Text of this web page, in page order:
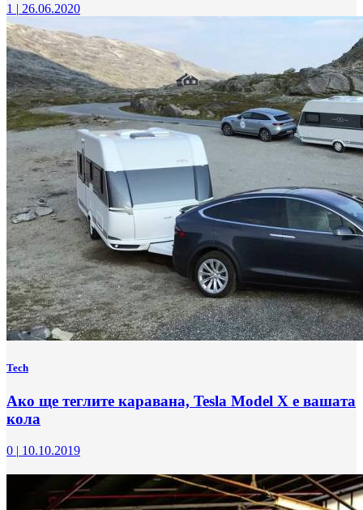
1 | 26.06.2020
Tech
Ако ще теглите каравана, Tesla Model X е вашата
кола
0 | 10.10.2019